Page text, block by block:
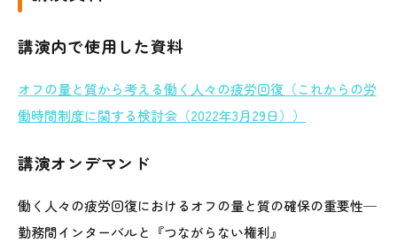
講演内で使用した資料
オフの量と質から考える働く人々の疲労回復（これからの労
働時間制度に関する検討会（2022年3月29日））
講演オンデマンド
働く人々の疲労回復におけるオフの量と質の確保の重要性─
勤務間インターバルと『つながらない権利』